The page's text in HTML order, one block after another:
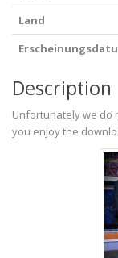
Land
Description
Unfortunately we do
you enjoy the